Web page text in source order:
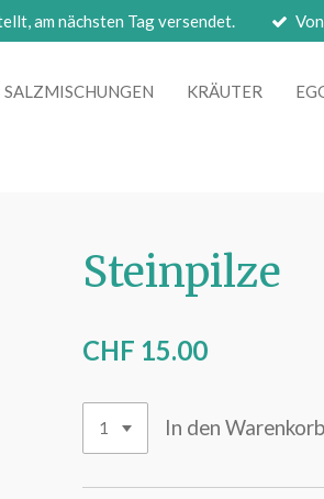
am nächsten Tag versendet.
SALZMISCHUNGEN KRÄUTER
Steinpilze
CHF 15.00
In den Warenkorb